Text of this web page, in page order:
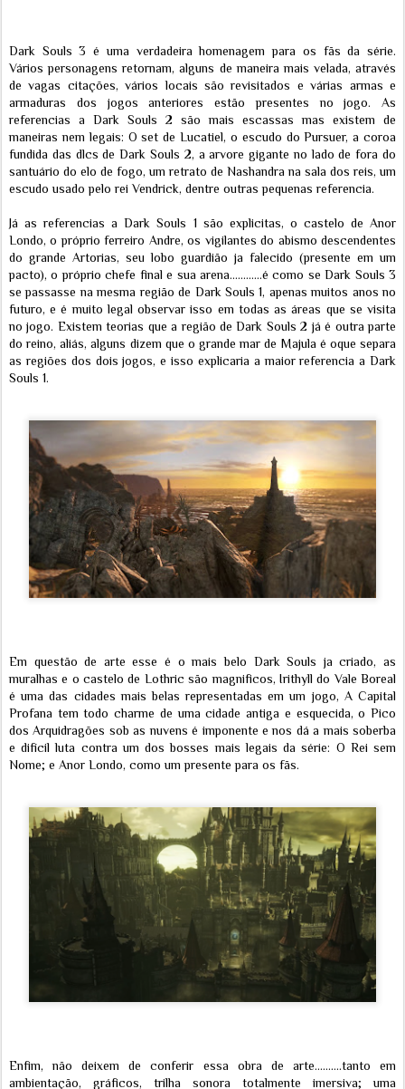
Dark Souls 3 é uma verdadeira homenagem para os fãs da série.
Vários personagens retornam, alguns de maneira mais velada, através
de vagas citações, vários locais são revisitados e várias armas e
armaduras dos jogos anteriores estão presentes no jogo. As
referencias a Dark Souls 2 são mais escassas mas existem de
maneiras nem legais: O set de Lucatiel, o escudo do Pursuer, a coroa
fundida das dlcs de Dark Souls 2, a arvore gigante no lado de fora do
santuário do elo de fogo, um retrato de Nashandra na sala dos reis, um
escudo usado pelo rei Vendrick, dentre outras pequenas referencia.
Já as referencias a Dark Souls 1 são explicitas, o castelo de Anor
Londo, o próprio ferreiro Andre, os vigilantes do abismo descendentes
do grande Artorias, seu lobo guardião ja falecido (presente em um
pacto), o próprio chefe final e sua arena............é como se Dark Souls 3
se passasse na mesma região de Dark Souls 1, apenas muitos anos no
futuro, e é muito legal observar isso em todas as áreas que se visita
no jogo. Existem teorias que a região de Dark Souls 2 já é outra parte
do reino, aliás, alguns dizem que o grande mar de Majula é oque separa
as regiões dos dois jogos, e isso explicaria a maior referencia a Dark
Souls 1.
Em questão de arte esse é o mais belo Dark Souls ja criado, as
muralhas e o castelo de Lothric são magnificos, Irithyll do Vale Boreal
é uma das cidades mais belas representadas em um jogo, A Capital
Profana tem todo charme de uma cidade antiga e esquecida, o Pico
dos Arquidragões sob as nuvens é imponente e nos dá a mais soberba
e difícil luta contra um dos bosses mais legais da série: O Rei sem
Nome; e Anor Londo, como um presente para os fãs.
Enfim, não deixem de conferir essa obra de arte..........tanto em
ambientação, gráficos, trilha sonora totalmente imersiva; uma